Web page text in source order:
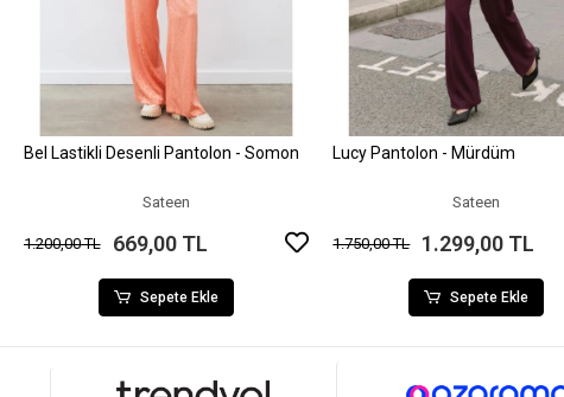
Sepete Ekle
Bel Lastikli Desenli Pantolon - Somon
Sateen
1.200,00 TL 669,00 TL
Sepete Ekle
Sepete Ekle
Lucy Pantolon - Mürdüm
Sateen
1.750,00 TL 1.299,00 TL
Sepete Ekle